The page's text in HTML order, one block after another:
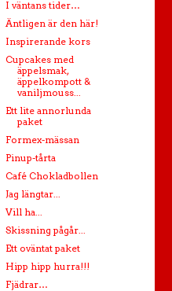
I väntans tider…
Äntligen är den här!
Inspirerande kors
Cupcakes med
äppelsmak,
äppelkompott &
vaniljmouss...
Ett lite annorlunda
paket
Formex-mässan
Pinup-tårta
Café Chokladbollen
Jag längtar...
Vill ha...
Skissning pågår...
Ett oväntat paket
Hipp hipp hurra!!!
Fjädrar…